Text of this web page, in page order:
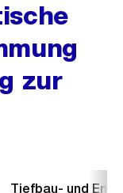
zur
Tiefbau- und